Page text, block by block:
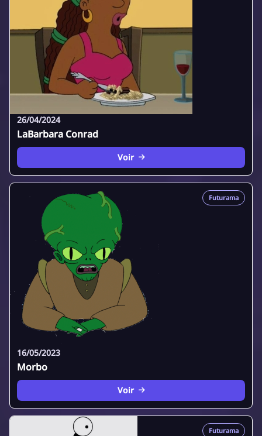
26/04/2024
LaBarbara Conrad
Voir
Futurama
16/05/2023
Morbo
Voir
Futurama